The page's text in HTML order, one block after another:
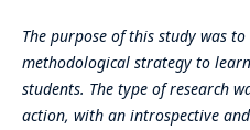
The purpose of this study was
methodological strategy to
students. The type of research
action, with an introspective